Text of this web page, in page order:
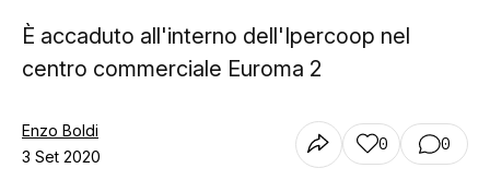
È accaduto all'interno dell'Ipercoop nel
centro commerciale Euroma 2
Enzo Boldi
3 Set 2020
0 0